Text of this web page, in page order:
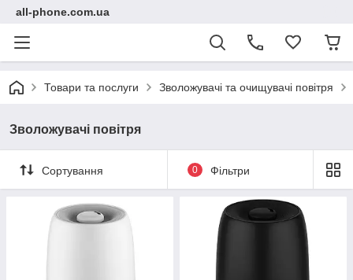
all-phone.com.ua
Товари та послуги Зволожувачі та очищувачі повітря
Зволожувачі повітря
Сортування 0 Фільтри